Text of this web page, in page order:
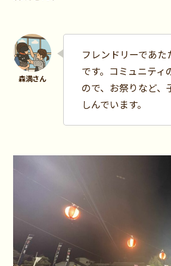
フレンドリーであ
です。コミュニティ
ので、お祭りなど、
しんでいます。